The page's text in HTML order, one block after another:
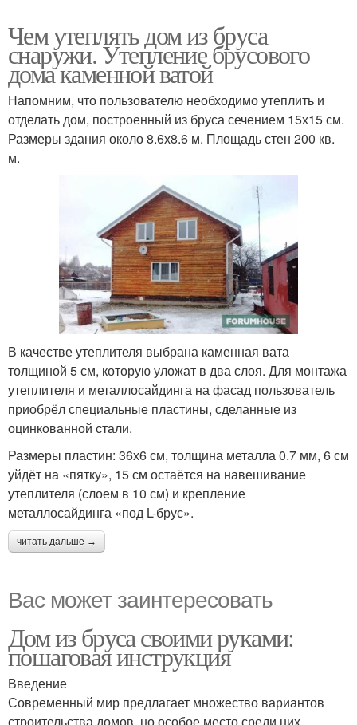
Чем утеплять дом из бруса
снаружи. Утепление брусового
дома каменной ватой
Напомним, что пользователю необходимо утеплить и
отделать дом, построенный из бруса сечением 15х15 см.
Размеры здания около 8.6х8.6 м. Площадь стен 200 кв.
м.
В качестве утеплителя выбрана каменная вата
толщиной 5 см, которую уложат в два слоя. Для монтажа
утеплителя и металлосайдинга на фасад пользователь
приобрёл специальные пластины, сделанные из
оцинкованной стали.
Размеры пластин: 36х6 см, толщина металла 0.7 мм, 6 см
уйдёт на «пятку», 15 см остаётся на навешивание
утеплителя (слоем в 10 см) и крепление
металлосайдинга «под L-брус».
читать дальше →
Вас может заинтересовать
Дом из бруса своими руками:
пошаговая инструкция
Введение
Современный мир предлагает множество вариантов